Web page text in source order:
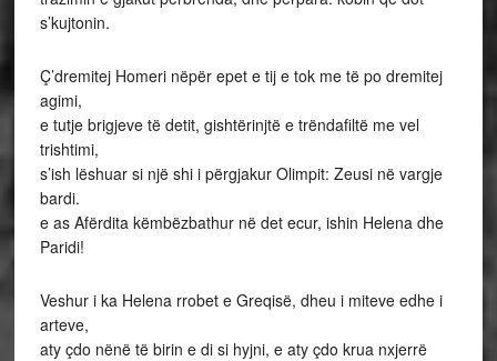
s’kujtonin.
Ç’dremitej Homeri nëpër epet e tij e tok me të po dremitej
agimi,
e tutje brigjeve të detit, gishtërinjtë e trëndafiltë me vel
trishtimi,
s’ish lëshuar si një shi i përgjakur Olimpit: Zeusi në vargje
bardi.
e as Afërdita këmbëzbathur në det ecur, ishin Helena dhe
Paridi!
Veshur i ka Helena rrobet e Greqisë, dheu i miteve edhe i
arteve,
aty çdo nënë të birin e di si hyjni, e aty çdo krua nxjerrë